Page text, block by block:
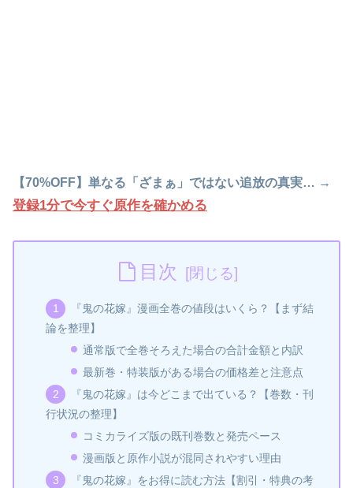
【70%OFF】単なる「ざまぁ」ではない追放の真実… →
登録1分で今すぐ原作を確かめる
目次
『鬼の花嫁』漫画全巻の値段はいくら？【まず結
論を整理】
通常版で全巻そろえた場合の合計金額と内訳
最新巻・特装版がある場合の価格差と注意点
『鬼の花嫁』は今どこまで出ている？【巻数・刊
行状況の整理】
コミカライズ版の既刊巻数と発売ペース
漫画版と原作小説が混同されやすい理由
『鬼の花嫁』をお得に読む方法【割引・特典の考